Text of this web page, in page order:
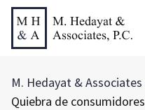
M. Hedayat & Associates
Quiebra de consumidores